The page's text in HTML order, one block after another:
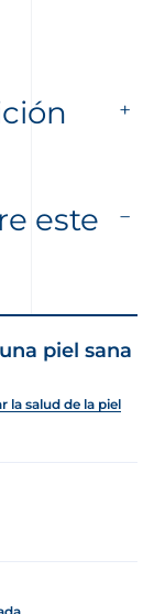
este
piel sana
la salud de la piel